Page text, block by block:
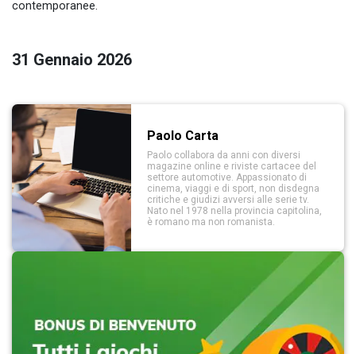
contemporanee.
31 Gennaio 2026
Paolo Carta
Paolo collabora da anni con diversi
magazine online e riviste cartacee del
settore automotive. Appassionato di
cinema, viaggi e di sport, non disdegna
critiche e giudizi avversi alle serie tv.
Nato nel 1978 nella provincia capitolina,
è romano ma non romanista.